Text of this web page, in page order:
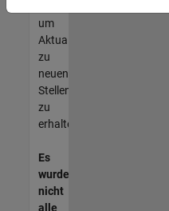
um
Aktualisierungen
zu
neuen
Stellenangeboten
zu
erhalten.
Es
wurden
nicht
alle